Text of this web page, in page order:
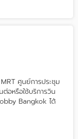
ศูนย์การประชุม
อหรือใช้บริการวิน
Bangkok ได้